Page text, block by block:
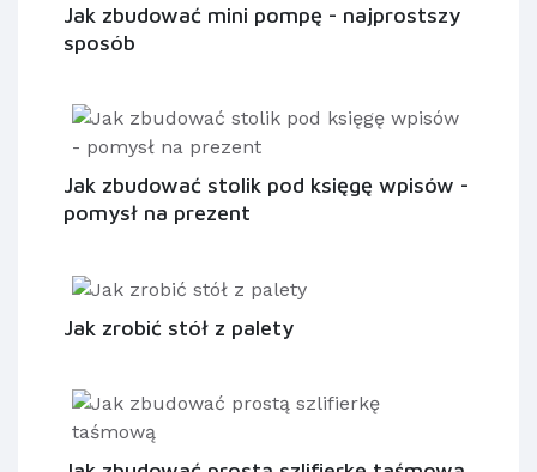
Jak zbudować mini pompę - najprostszy
sposób
Jak zbudować stolik pod księgę wpisów -
pomysł na prezent
Jak zrobić stół z palety